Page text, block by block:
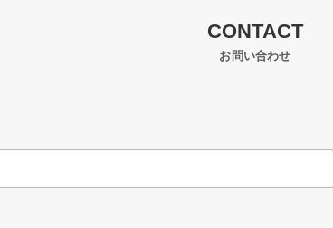
CONTACT
お問い合わせ